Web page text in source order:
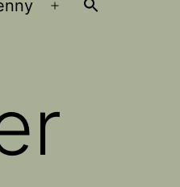
Öppna